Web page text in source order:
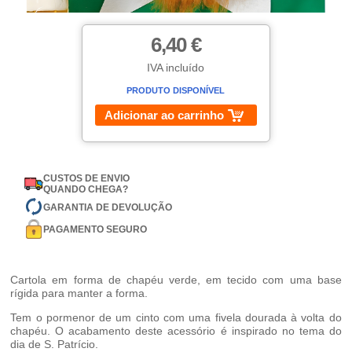
6,40 €
IVA incluído
PRODUTO DISPONÍVEL
Adicionar ao carrinho
CUSTOS DE ENVIO
QUANDO CHEGA?
GARANTIA DE DEVOLUÇÃO
PAGAMENTO SEGURO
Cartola em forma de chapéu verde, em tecido com uma base
rígida para manter a forma.
Tem o pormenor de um cinto com uma fivela dourada à volta do
chapéu. O acabamento deste acessório é inspirado no tema do
dia de S. Patrício.